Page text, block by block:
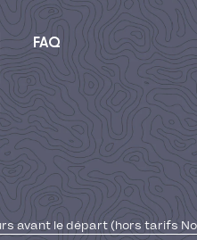
FAQ
avant le départ (hors tarifs No